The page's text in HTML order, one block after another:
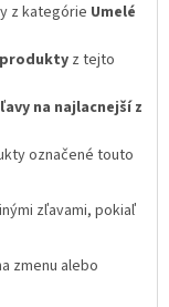
z kategórie Umelé
z tejto
na najlacnejší z
označené touto
zľavami, pokiaľ
zmenu alebo